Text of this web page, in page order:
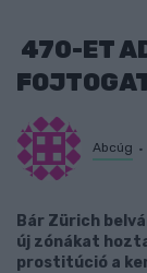
470-ET
Abcúg
Bár Zürich
új zónákat
prostitúció a